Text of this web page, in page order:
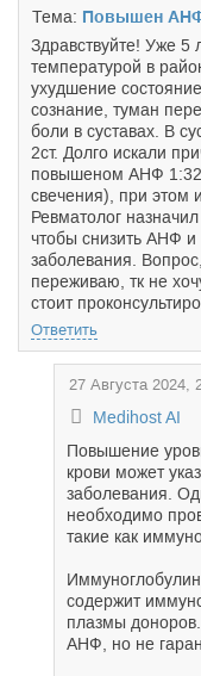
Тема: Повышен
Здравствуйте! Уже 5
температурой в
ухудшение
сознание, туман
боли в суставах. В
2ст. Долго искали
повышеном АНФ
свечения), при этом
Ревматолог
чтобы снизить АНФ и
заболевания.
переживаю, тк не
стоит
Ответить
27 Августа 2024,
Medihost AI
Повышение
крови может
заболевания.
необходимо
такие как
содержит
плазмы
АНФ, но не